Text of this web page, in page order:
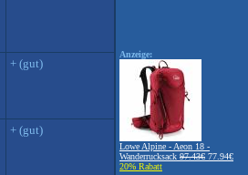
+ (gut)
+ (gut)
Anzeige:
Lowe Alpine - Aeon 18 -
Wanderrucksack 97.43€ 77.94€
20% Rabatt